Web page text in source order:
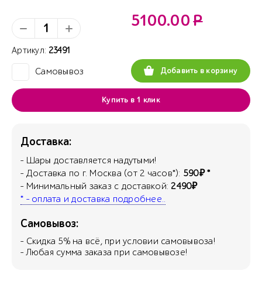
Артикул: 23491
Самовывоз
5100.00Р
Добавить в корзину
Купить в 1 клик
Доставка:
- Шары доставляется надутыми!
- Доставка по г. Москва (от 2 часов*): 590₽ *
- Минимальный заказ с доставкой:2490₽
* - оплата и доставка подробнее..
Самовывоз:
- Скидка 5% на всё, при условии самовывоза!
- Любая сумма заказа при самовывозе!